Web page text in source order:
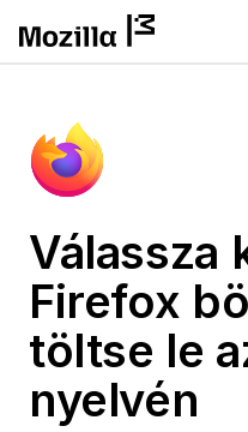
Válassza
Firefox
töltse le
nyelvén